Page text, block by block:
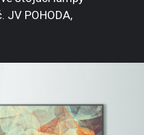
JV POHODA,